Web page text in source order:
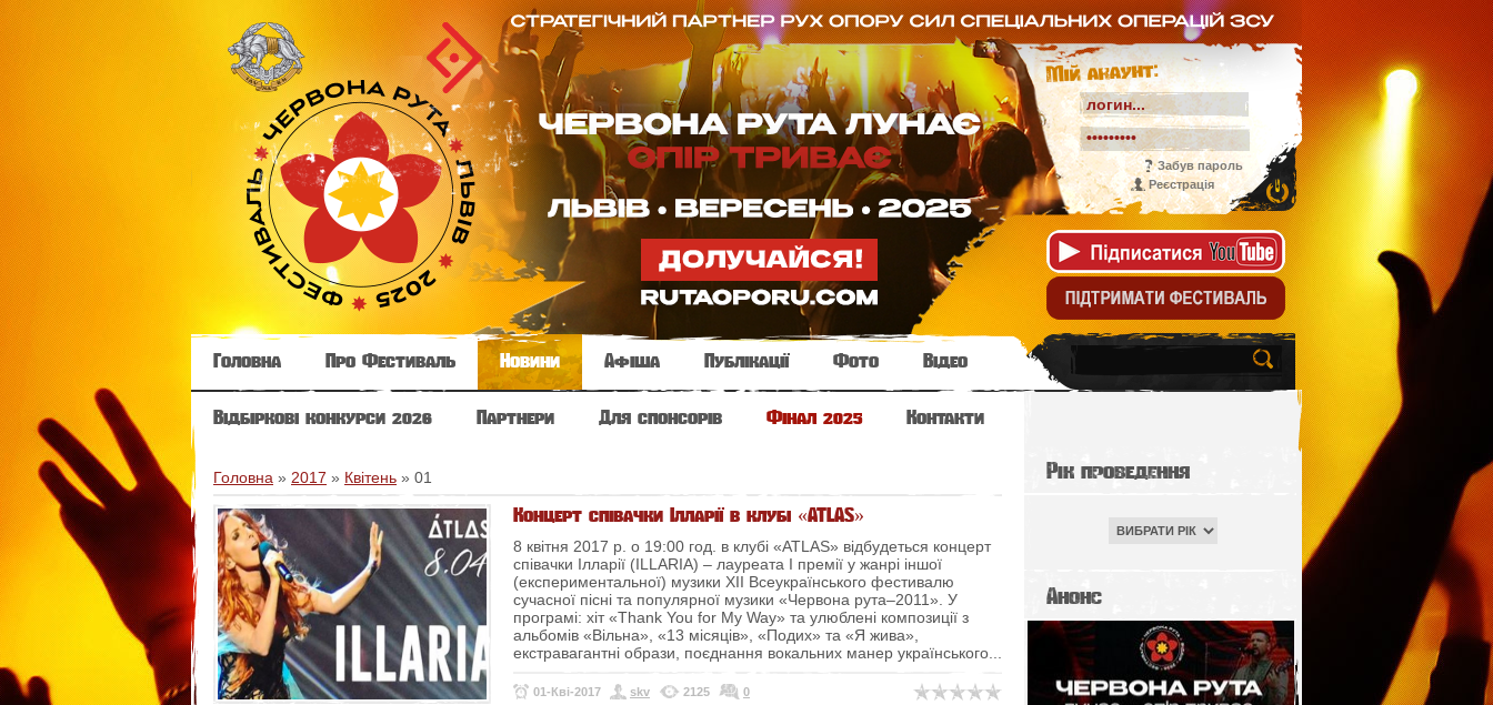
Мій акаунт:
Забув пароль
Реєстрація
Головна Про Фестиваль Новини Афіша Публікації Фото Відео
Відбіркові конкурси 2026 Партнери Для спонсорів Фінал 2025 Контакти
Головна » 2017 » Квітень » 01
Концерт співачки Ілларії в клубі «ATLAS»
8 квітня 2017 р. о 19:00 год. в клубі «ATLAS» відбудеться концерт
співачки Ілларії (ILLARIA) – лауреата І премії у жанрі іншої
(експериментальної) музики ХІІ Всеукраїнського фестивалю
сучасної пісні та популярної музики «Червона рута–2011». У
програмі: хіт «Thank You for My Way» та улюблені композиції з
альбомів «Вільна», «13 місяців», «Подих» та «Я жива»,
екстравагантні образи, поєднання вокальних манер українського...
01-Кві-2017 skv 2125 0
Рік проведення
Анонс